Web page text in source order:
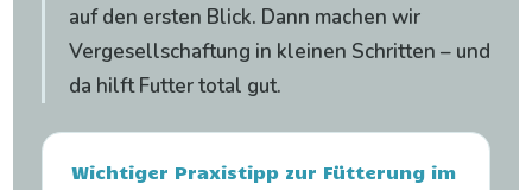
auf den ersten Blick. Dann machen wir
Vergesellschaftung in kleinen Schritten – und
da hilft Futter total gut.
Wichtiger Praxistipp zur Fütterung im